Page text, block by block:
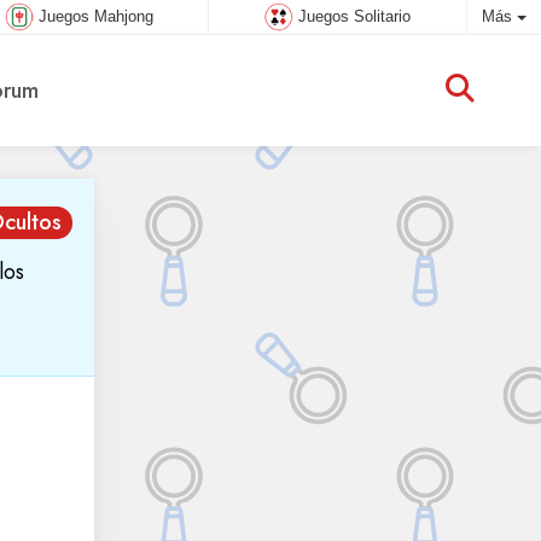
Juegos Mahjong Juegos Solitario Más